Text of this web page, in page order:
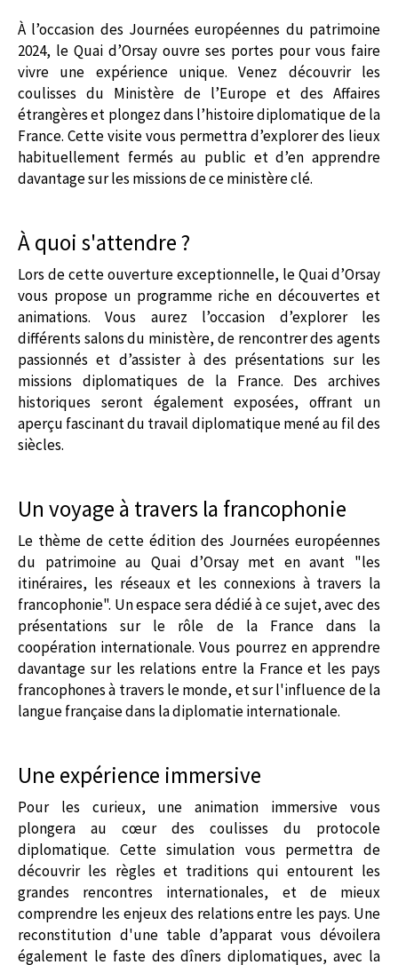
À l’occasion des Journées européennes du patrimoine
2024, le Quai d’Orsay ouvre ses portes pour vous faire
vivre une expérience unique. Venez découvrir les
coulisses du Ministère de l’Europe et des Affaires
étrangères et plongez dans l’histoire diplomatique de la
France. Cette visite vous permettra d’explorer des lieux
habituellement fermés au public et d’en apprendre
davantage sur les missions de ce ministère clé.
À quoi s'attendre ?
Lors de cette ouverture exceptionnelle, le Quai d’Orsay
vous propose un programme riche en découvertes et
animations. Vous aurez l’occasion d’explorer les
différents salons du ministère, de rencontrer des agents
passionnés et d’assister à des présentations sur les
missions diplomatiques de la France. Des archives
historiques seront également exposées, offrant un
aperçu fascinant du travail diplomatique mené au fil des
siècles.
Un voyage à travers la francophonie
Le thème de cette édition des Journées européennes
du patrimoine au Quai d’Orsay met en avant "les
itinéraires, les réseaux et les connexions à travers la
francophonie". Un espace sera dédié à ce sujet, avec des
présentations sur le rôle de la France dans la
coopération internationale. Vous pourrez en apprendre
davantage sur les relations entre la France et les pays
francophones à travers le monde, et sur l'influence de la
langue française dans la diplomatie internationale.
Une expérience immersive
Pour les curieux, une animation immersive vous
plongera au cœur des coulisses du protocole
diplomatique. Cette simulation vous permettra de
découvrir les règles et traditions qui entourent les
grandes rencontres internationales, et de mieux
comprendre les enjeux des relations entre les pays. Une
reconstitution d'une table d’apparat vous dévoilera
également le faste des dîners diplomatiques, avec la